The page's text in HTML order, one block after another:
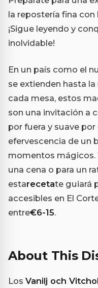
la repostería fina
¡Sigue leyendo y
inolvidable!
En un país como el
se extienden hasta
cada mesa, estos
son una invitación a
por fuera y suave
efervescencia de un
momentos mágicos.
una cena o para un
estarecetate guiará
accesibles en El
entre€6-15.
About This
Los Vanilj och